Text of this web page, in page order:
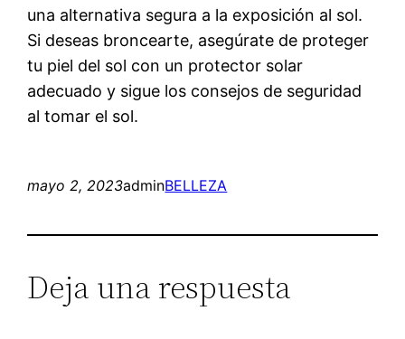
una alternativa segura a la exposición al sol.
Si deseas broncearte, asegúrate de proteger
tu piel del sol con un protector solar
adecuado y sigue los consejos de seguridad
al tomar el sol.
mayo 2, 2023adminBELLEZA
Deja una respuesta